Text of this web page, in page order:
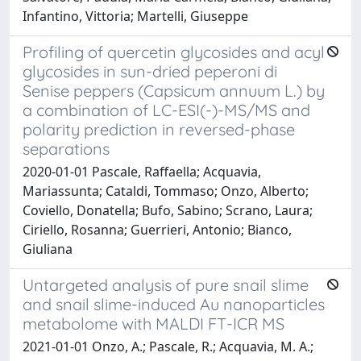
Infantino, Vittoria; Martelli, Giuseppe
Profiling of quercetin glycosides and acyl
glycosides in sun-dried peperoni di
Senise peppers (Capsicum annuum L.) by
a combination of LC-ESI(-)-MS/MS and
polarity prediction in reversed-phase
separations
2020-01-01 Pascale, Raffaella; Acquavia,
Mariassunta; Cataldi, Tommaso; Onzo, Alberto;
Coviello, Donatella; Bufo, Sabino; Scrano, Laura;
Ciriello, Rosanna; Guerrieri, Antonio; Bianco,
Giuliana
Untargeted analysis of pure snail slime
and snail slime-induced Au nanoparticles
metabolome with MALDI FT-ICR MS
2021-01-01 Onzo, A.; Pascale, R.; Acquavia, M. A.;